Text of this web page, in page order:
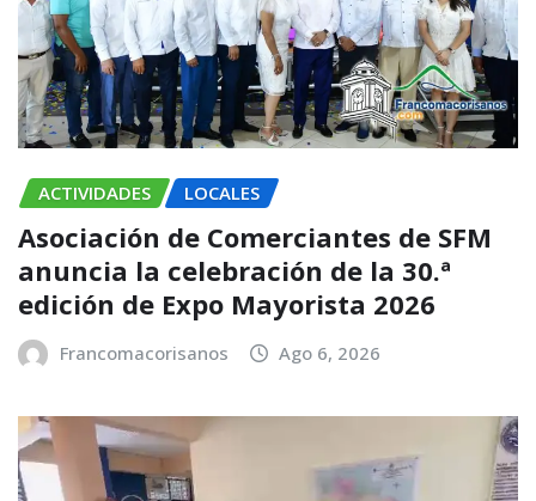
ACTIVIDADES LOCALES
Asociación de Comerciantes de SFM
anuncia la celebración de la 30.ª
edición de Expo Mayorista 2026
Francomacorisanos Ago 6, 2026